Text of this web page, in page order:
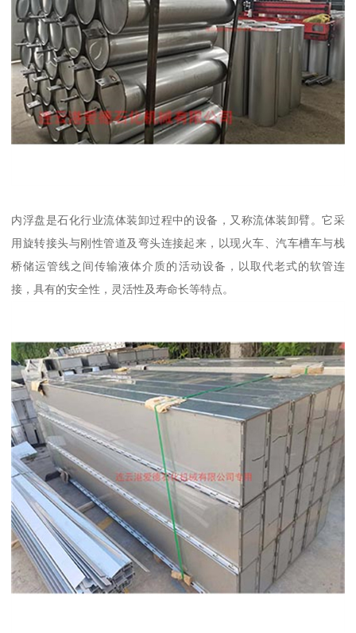
内浮盘是石化行业流体装卸过程中的设备，又称流体装卸臂。它采
用旋转接头与刚性管道及弯头连接起来，以现火车、汽车槽车与栈
桥储运管线之间传输液体介质的活动设备，以取代老式的软管连
接，具有的安全性，灵活性及寿命长等特点。